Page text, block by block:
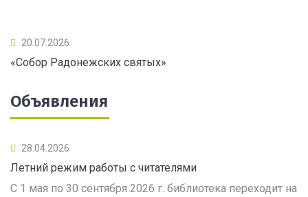
20.07.2026
«Собор Радонежских святых»
Объявления
28.04.2026
Летний режим работы с читателями
С 1 мая по 30 сентября 2026 г. библиотека переходит на